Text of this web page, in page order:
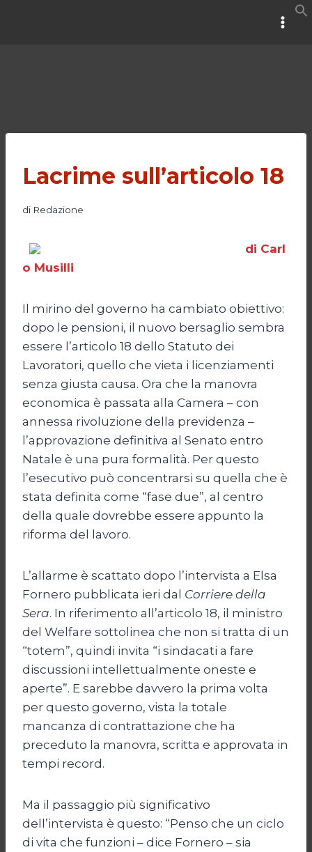
Lacrime sull’articolo 18
di Redazione
di Carl
o Musilli
Il mirino del governo ha cambiato obiettivo:
dopo le pensioni, il nuovo bersaglio sembra
essere l’articolo 18 dello Statuto dei
Lavoratori, quello che vieta i licenziamenti
senza giusta causa. Ora che la manovra
economica è passata alla Camera – con
annessa rivoluzione della previdenza –
l’approvazione definitiva al Senato entro
Natale è una pura formalità. Per questo
l’esecutivo può concentrarsi su quella che è
stata definita come “fase due”, al centro
della quale dovrebbe essere appunto la
riforma del lavoro.
L’allarme è scattato dopo l’intervista a Elsa
Fornero pubblicata ieri dal Corriere della
Sera. In riferimento all’articolo 18, il ministro
del Welfare sottolinea che non si tratta di un
“totem”, quindi invita “i sindacati a fare
discussioni intellettualmente oneste e
aperte”. E sarebbe davvero la prima volta
per questo governo, vista la totale
mancanza di contrattazione che ha
preceduto la manovra, scritta e approvata in
tempi record.
Ma il passaggio più significativo
dell’intervista è questo: “Penso che un ciclo
di vita che funzioni – dice Fornero – sia